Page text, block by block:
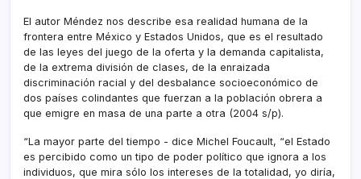
El autor Méndez nos describe esa realidad humana de la
frontera entre México y Estados Unidos, que es el resultado
de las leyes del juego de la oferta y la demanda capitalista,
de la extrema división de clases, de la enraizada
discriminación racial y del desbalance socioeconómico de
dos paí­ses colindantes que fuerzan a la población obrera a
que emigre en masa de una parte a otra (2004 s/p).
“La mayor parte del tiempo - dice Michel Foucault, “el Estado
es percibido como un tipo de poder polí­tico que ignora a los
individuos, que mira sólo los intereses de la totalidad, yo dirí­a,